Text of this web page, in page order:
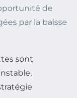
de
par la baisse
sont